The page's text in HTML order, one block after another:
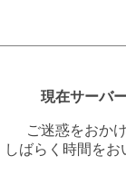
現在サーバ
ご迷惑をおか
しばらく時間を